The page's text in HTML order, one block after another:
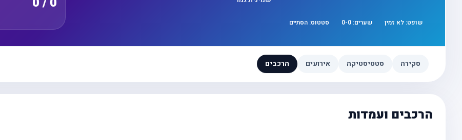
שופט: לא זמין שערים: 0-0 סטטוס: הסתיים
סקירה סטטיסטיקה אירועים הרכבים
הרכבים ועמדות